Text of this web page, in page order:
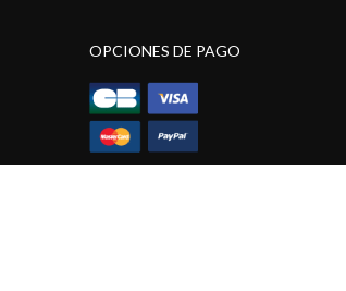
OPCIONES DE PAGO